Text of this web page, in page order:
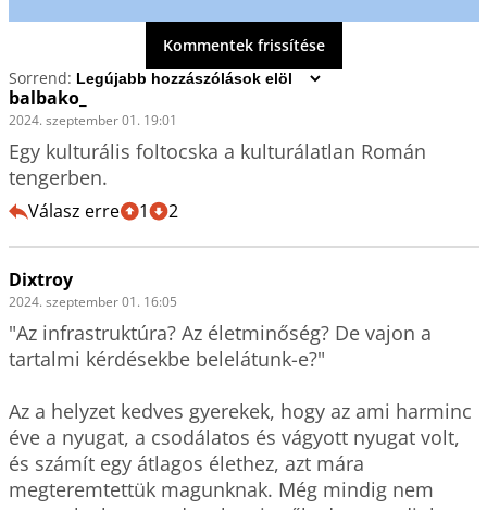
Kommentek frissítése
Sorrend:
balbako_
2024. szeptember 01. 19:01
Egy kulturális foltocska a kulturálatlan Román
tengerben.
Válasz erre 1 2
Dixtroy
2024. szeptember 01. 16:05
"Az infrastruktúra? Az életminőség? De vajon a
tartalmi kérdésekbe belelátunk-e?"
Az a helyzet kedves gyerekek, hogy az ami harminc
éve a nyugat, a csodálatos és vágyott nyugat volt,
és számít egy átlagos élethez, azt mára
megteremtettük magunknak. Még mindig nem